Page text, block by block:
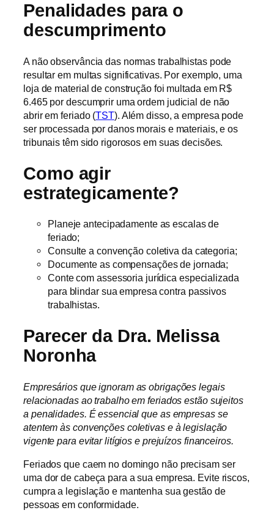
Penalidades para o
descumprimento
A não observância das normas trabalhistas pode
resultar em multas significativas. Por exemplo, uma
loja de material de construção foi multada em R$
6.465 por descumprir uma ordem judicial de não
abrir em feriado (TST). Além disso, a empresa pode
ser processada por danos morais e materiais, e os
tribunais têm sido rigorosos em suas decisões.
Como agir
estrategicamente?
Planeje antecipadamente as escalas de
feriado;
Consulte a convenção coletiva da categoria;
Documente as compensações de jornada;
Conte com assessoria jurídica especializada
para blindar sua empresa contra passivos
trabalhistas.
Parecer da Dra. Melissa
Noronha
Empresários que ignoram as obrigações legais
relacionadas ao trabalho em feriados estão sujeitos
a penalidades. É essencial que as empresas se
atentem às convenções coletivas e à legislação
vigente para evitar litígios e prejuízos financeiros.
Feriados que caem no domingo não precisam ser
uma dor de cabeça para a sua empresa. Evite riscos,
cumpra a legislação e mantenha sua gestão de
pessoas em conformidade.